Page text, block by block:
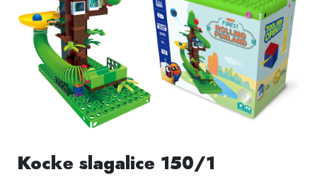
Kocke slagalice 150/1